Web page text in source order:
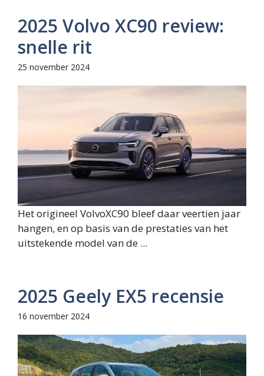
2025 Volvo XC90 review:
snelle rit
25 november 2024
Het origineel VolvoXC90 bleef daar veertien jaar
hangen, en op basis van de prestaties van het
uitstekende model van de ...
2025 Geely EX5 recensie
16 november 2024